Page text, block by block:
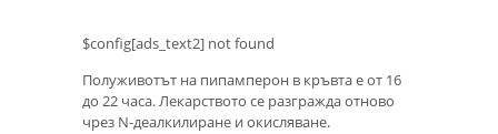
$config[ads_text2] not found
Полуживотът на пипамперон в кръвта е от 16
до 22 часа. Лекарството се разгражда отново
чрез N-деалкилиране и окисляване.